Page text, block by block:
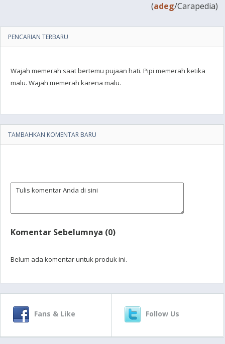
(adeg/Carapedia)
PENCARIAN TERBARU
Wajah memerah saat bertemu pujaan hati. Pipi memerah ketika
malu. Wajah memerah karena malu.
TAMBAHKAN KOMENTAR BARU
Komentar Sebelumnya (0)
Belum ada komentar untuk produk ini.
Fans & Like Follow Us